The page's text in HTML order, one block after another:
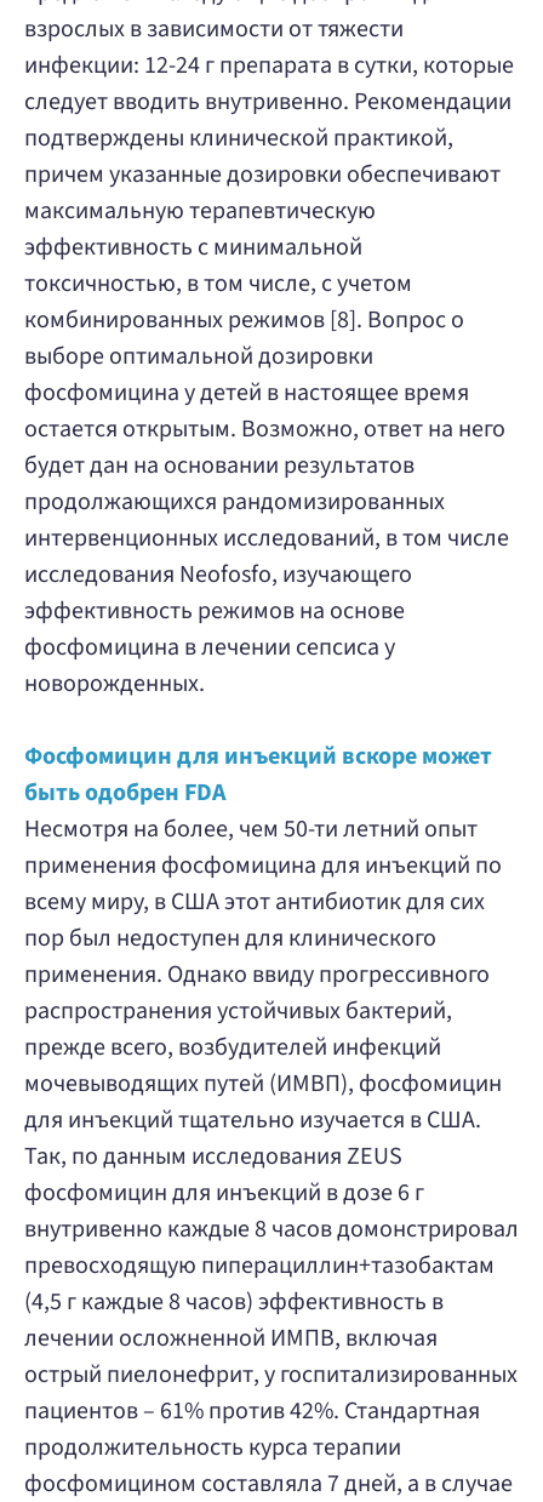
взрослых в зависимости от тяжести
инфекции: 12-24 г препарата в сутки, которые
следует вводить внутривенно. Рекомендации
подтверждены клинической практикой,
причем указанные дозировки обеспечивают
максимальную терапевтическую
эффективность с минимальной
токсичностью, в том числе, с учетом
комбинированных режимов [8]. Вопрос о
выборе оптимальной дозировки
фосфомицина у детей в настоящее время
остается открытым. Возможно, ответ на него
будет дан на основании результатов
продолжающихся рандомизированных
интервенционных исследований, в том числе
исследования Neofosfo, изучающего
эффективность режимов на основе
фосфомицина в лечении сепсиса у
новорожденных.
Фосфомицин для инъекций вскоре может
быть одобрен FDA
Несмотря на более, чем 50-ти летний опыт
применения фосфомицина для инъекций по
всему миру, в США этот антибиотик для сих
пор был недоступен для клинического
применения. Однако ввиду прогрессивного
распространения устойчивых бактерий,
прежде всего, возбудителей инфекций
мочевыводящих путей (ИМВП), фосфомицин
для инъекций тщательно изучается в США.
Так, по данным исследования ZEUS
фосфомицин для инъекций в дозе 6 г
внутривенно каждые 8 часов домонстрировал
превосходящую пиперациллин+тазобактам
(4,5 г каждые 8 часов) эффективность в
лечении осложненной ИМПВ, включая
острый пиелонефрит, у госпитализированных
пациентов – 61% против 42%. Стандартная
продолжительность курса терапии
фосфомицином составляла 7 дней, а в случае